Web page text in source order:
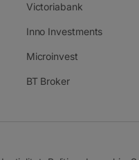
Victoriabank
Inno Investments
Microinvest
BT Broker